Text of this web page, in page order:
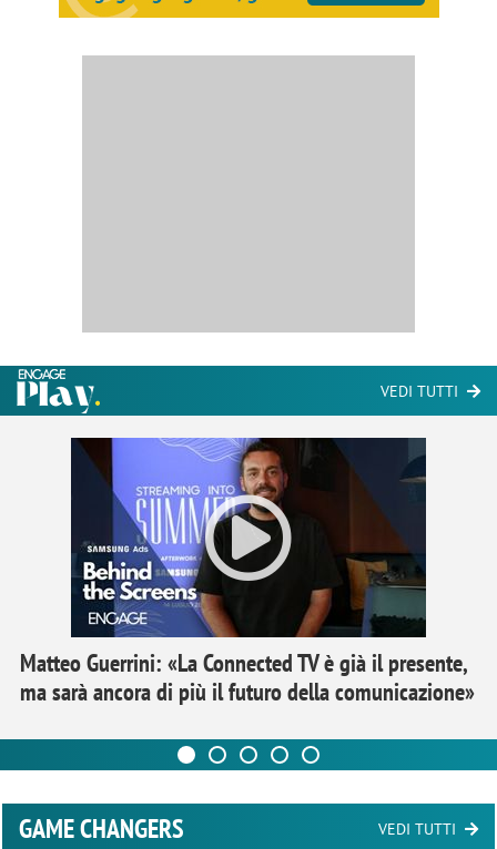
VEDI TUTTI
Matteo Guerrini: «La Connected TV è già il presente,
ma sarà ancora di più il futuro della comunicazione»
GAME CHANGERS VEDI TUTTI